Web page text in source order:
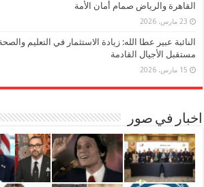
القاهرة والرياض صمام أمان الأمة
23 مارس، 2026
النائبة عبير عطا الله: زيادة الاستثمار في التعليم
مستقبل الأجيال القادمة
15 مارس، 2026
اخبار في صور